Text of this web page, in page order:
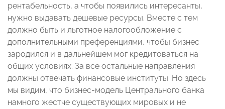
рентабельность, а чтобы появились интересанты,
нужно выдавать дешевые ресурсы. Вместе с тем
должно быть и льготное налогообложение с
дополнительными преференциями, чтобы бизнес
зародился и в дальнейшем мог кредитоваться на
общих условиях. За все остальные направления
должны отвечать финансовые институты. Но здесь
мы видим, что бизнес-модель Центрального банка
намного жестче существующих мировых и не